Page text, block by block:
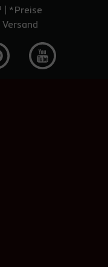
| *Preise